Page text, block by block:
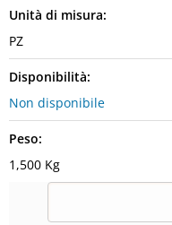
Unità di misura:
PZ
Disponibilità:
Non disponibile
Peso:
1,500 Kg